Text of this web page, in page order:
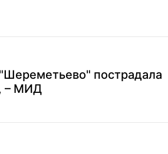
пострадала
– МИД